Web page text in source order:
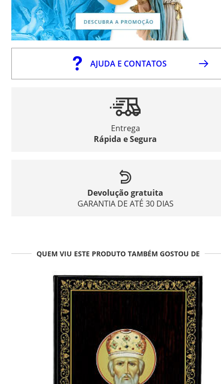
AJUDA E CONTATOS
Entrega
Rápida e Segura
Devolução gratuita
GARANTIA DE ATÉ 30 DIAS
QUEM VIU ESTE PRODUTO TAMBÉM GOSTOU DE